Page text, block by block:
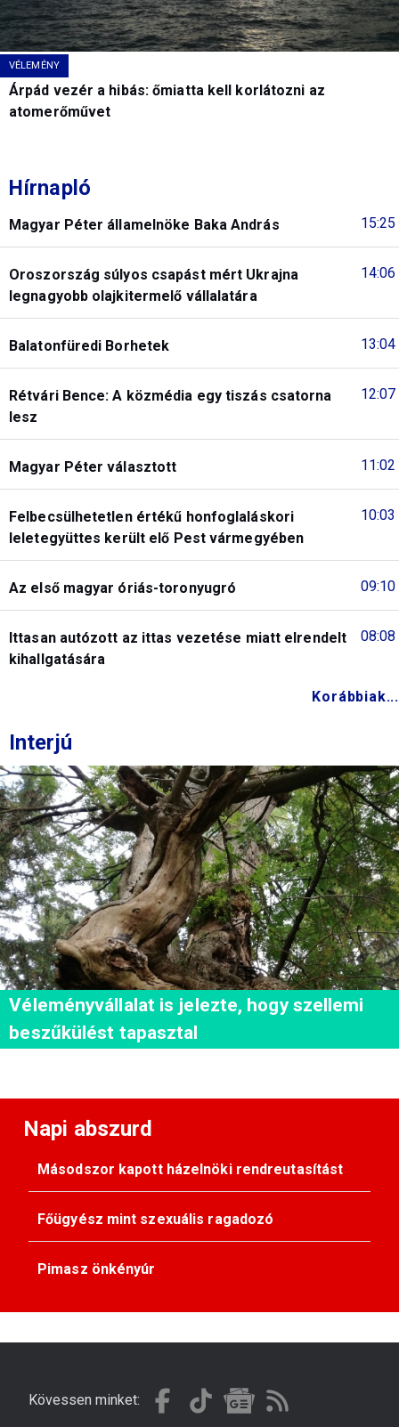
VÉLEMÉNY
Árpád vezér a hibás: őmiatta kell korlátozni az
atomerőművet
Hírnapló
15:25
Magyar Péter államelnöke Baka András
14:06
Oroszország súlyos csapást mért Ukrajna
legnagyobb olajkitermelő vállalatára
13:04
Balatonfüredi Borhetek
12:07
Rétvári Bence: A közmédia egy tiszás csatorna
lesz
11:02
Magyar Péter választott
10:03
Felbecsülhetetlen értékű honfoglaláskori
leletegyüttes került elő Pest vármegyében
09:10
Az első magyar óriás-toronyugró
08:08
Ittasan autózott az ittas vezetése miatt elrendelt
kihallgatására
Korábbiak...
Interjú
Véleményvállalat is jelezte, hogy szellemi
beszűkülést tapasztal
Napi abszurd
Másodszor kapott házelnöki rendreutasítást
Főügyész mint szexuális ragadozó
Pimasz önkényúr
Kövessen minket: